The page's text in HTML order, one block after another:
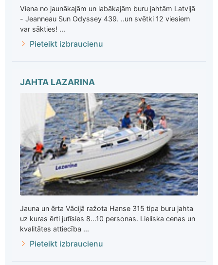
Viena no jaunākajām un labākajām buru jahtām Latvijā
- Jeanneau Sun Odyssey 439. ..un svētki 12 viesiem
var sākties! ...
Pieteikt izbraucienu
JAHTA LAZARINA
Jauna un ērta Vācijā ražota Hanse 315 tipa buru jahta
uz kuras ērti jutīsies 8...10 personas. Lieliska cenas un
kvalitātes attiecība ...
Pieteikt izbraucienu